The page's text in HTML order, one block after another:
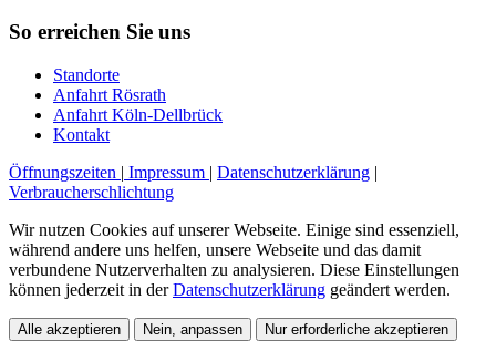
So erreichen Sie uns
Standorte
Anfahrt Rösrath
Anfahrt Köln-Dellbrück
Kontakt
Öffnungszeiten | Impressum | Datenschutzerklärung |
Verbraucherschlichtung
Wir nutzen Cookies auf unserer Webseite. Einige sind essenziell,
während andere uns helfen, unsere Webseite und das damit
verbundene Nutzerverhalten zu analysieren. Diese Einstellungen
können jederzeit in derDatenschutzerklärung geändert werden.
Alle akzeptieren Nein, anpassen Nur erforderliche akzeptieren